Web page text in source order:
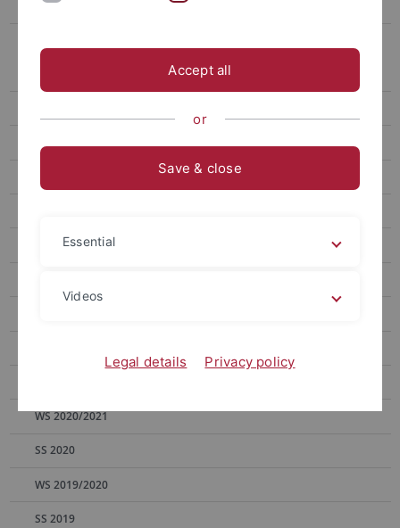
Anmeldung
SS 2023
WS 2020/2021
SS 2020
WS 2019/2020
SS 2019
Accept all
or
Save & close
Essential
Videos
Legal details Privacy policy